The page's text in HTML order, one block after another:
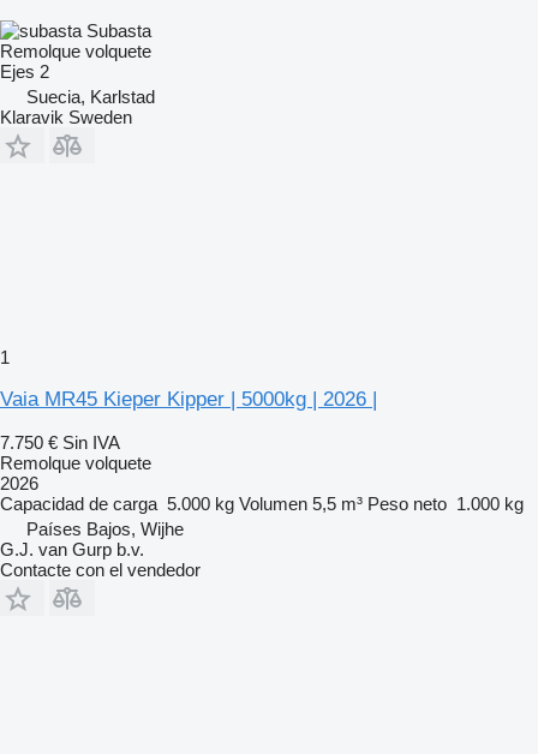
Subasta
Remolque volquete
Ejes 2
Suecia, Karlstad
Klaravik Sweden
1
Vaia MR45 Kieper Kipper | 5000kg | 2026 |
7.750 € Sin IVA
Remolque volquete
2026
Capacidad de carga 5.000 kg Volumen 5,5 m³ Peso neto 1.000 kg
Países Bajos, Wijhe
G.J. van Gurp b.v.
Contacte con el vendedor